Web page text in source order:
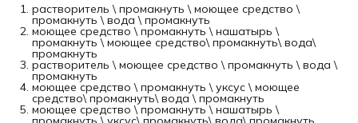
растворитель \ промакнуть \ моющее средство \
промакнуть \ вода \ промакнуть
моющее средство \ промакнуть \ нашатырь \
промакнуть \ моющее средство\ промакнуть\ вода\
промакнуть
растворитель \ моющее средство \ промакнуть \ вода \
промакнуть
моющее средство \ промакнуть \ уксус \ моющее
средство\ промакнуть\ вода \ промакнуть
моющее средство \ промакнуть \ нашатырь \